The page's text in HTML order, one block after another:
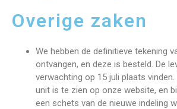
Overige zaken
We hebben de definitieve tekening
ontvangen, en deze is besteld. De
verwachting op 15 juli plaats vinden.
unit is te zien op onze website, en
een schets van de nieuwe indeling